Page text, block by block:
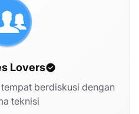
Lovers
berdiskusi dengan
teknisi